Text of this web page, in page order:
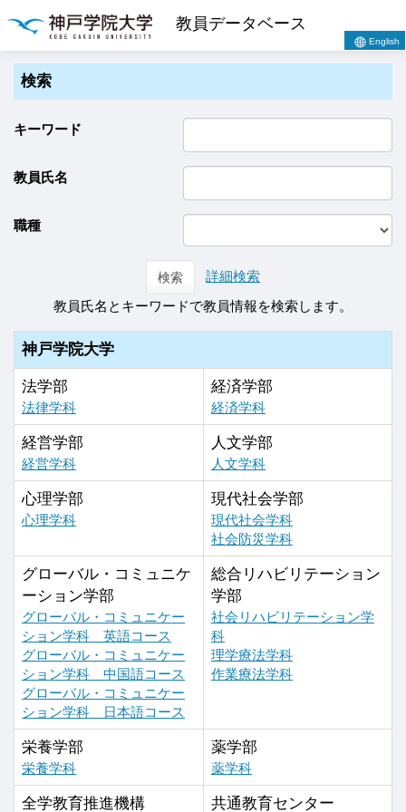
教員データベース
English
検索
キーワード
教員氏名
職種
検索
詳細検索
教員氏名とキーワードで教員情報を検索します。
神戸学院大学
法学部
法律学科
経済学部
経済学科
経営学部
経営学科
人文学部
人文学科
心理学部
心理学科
現代社会学部
現代社会学科
社会防災学科
グローバル・コミュニケ
ーション学部
グローバル・コミュニケー
ション学科 英語コース
グローバル・コミュニケー
ション学科 中国語コース
グローバル・コミュニケー
ション学科 日本語コース
総合リハビリテーション
学部
社会リハビリテーション学
科
理学療法学科
作業療法学科
栄養学部
栄養学科
薬学部
薬学科
全学教育推進機構 共通教育センター